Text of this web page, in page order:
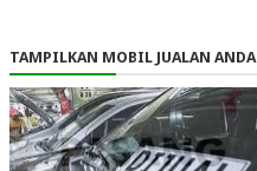
TAMPILKAN MOBIL JUALAN ANDA